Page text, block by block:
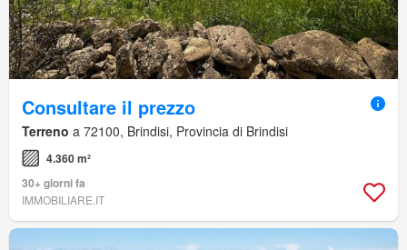
Consultare il prezzo
Terreno a 72100, Brindisi, Provincia di Brindisi
4.360 m²
30+ giorni fa
IMMOBILIARE.IT